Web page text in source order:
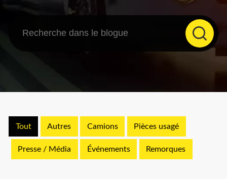
Tout Autres Camions Pièces usagé
Presse / Média Événements Remorques